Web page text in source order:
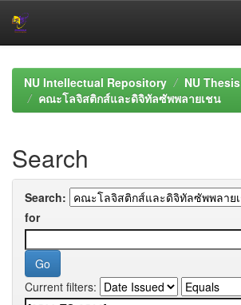
navigationNU Intellectual Repository
NU Thesis
คณะโลจิสติกส์และดิจิทัลซัพพลายเชน
Search
Search:
for
Current filters: